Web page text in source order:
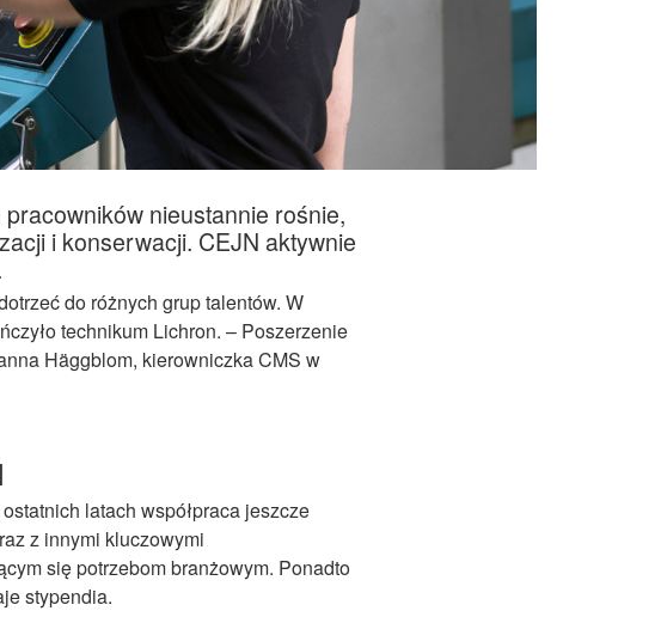
nieustannie rośnie,
i konserwacji. CEJN aktywnie
do różnych grup talentów. W
technikum Lichron. – Poszerzenie
Häggblom, kierowniczka CMS w
latach współpraca jeszcze
z innymi kluczowymi
się potrzebom branżowym. Ponadto
stypendia.